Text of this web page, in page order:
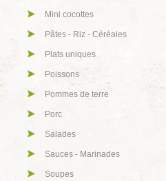
Mini cocottes
Pâtes - Riz - Céréales
Plats uniques
Poissons
Pommes de terre
Porc
Salades
Sauces - Marinades
Soupes